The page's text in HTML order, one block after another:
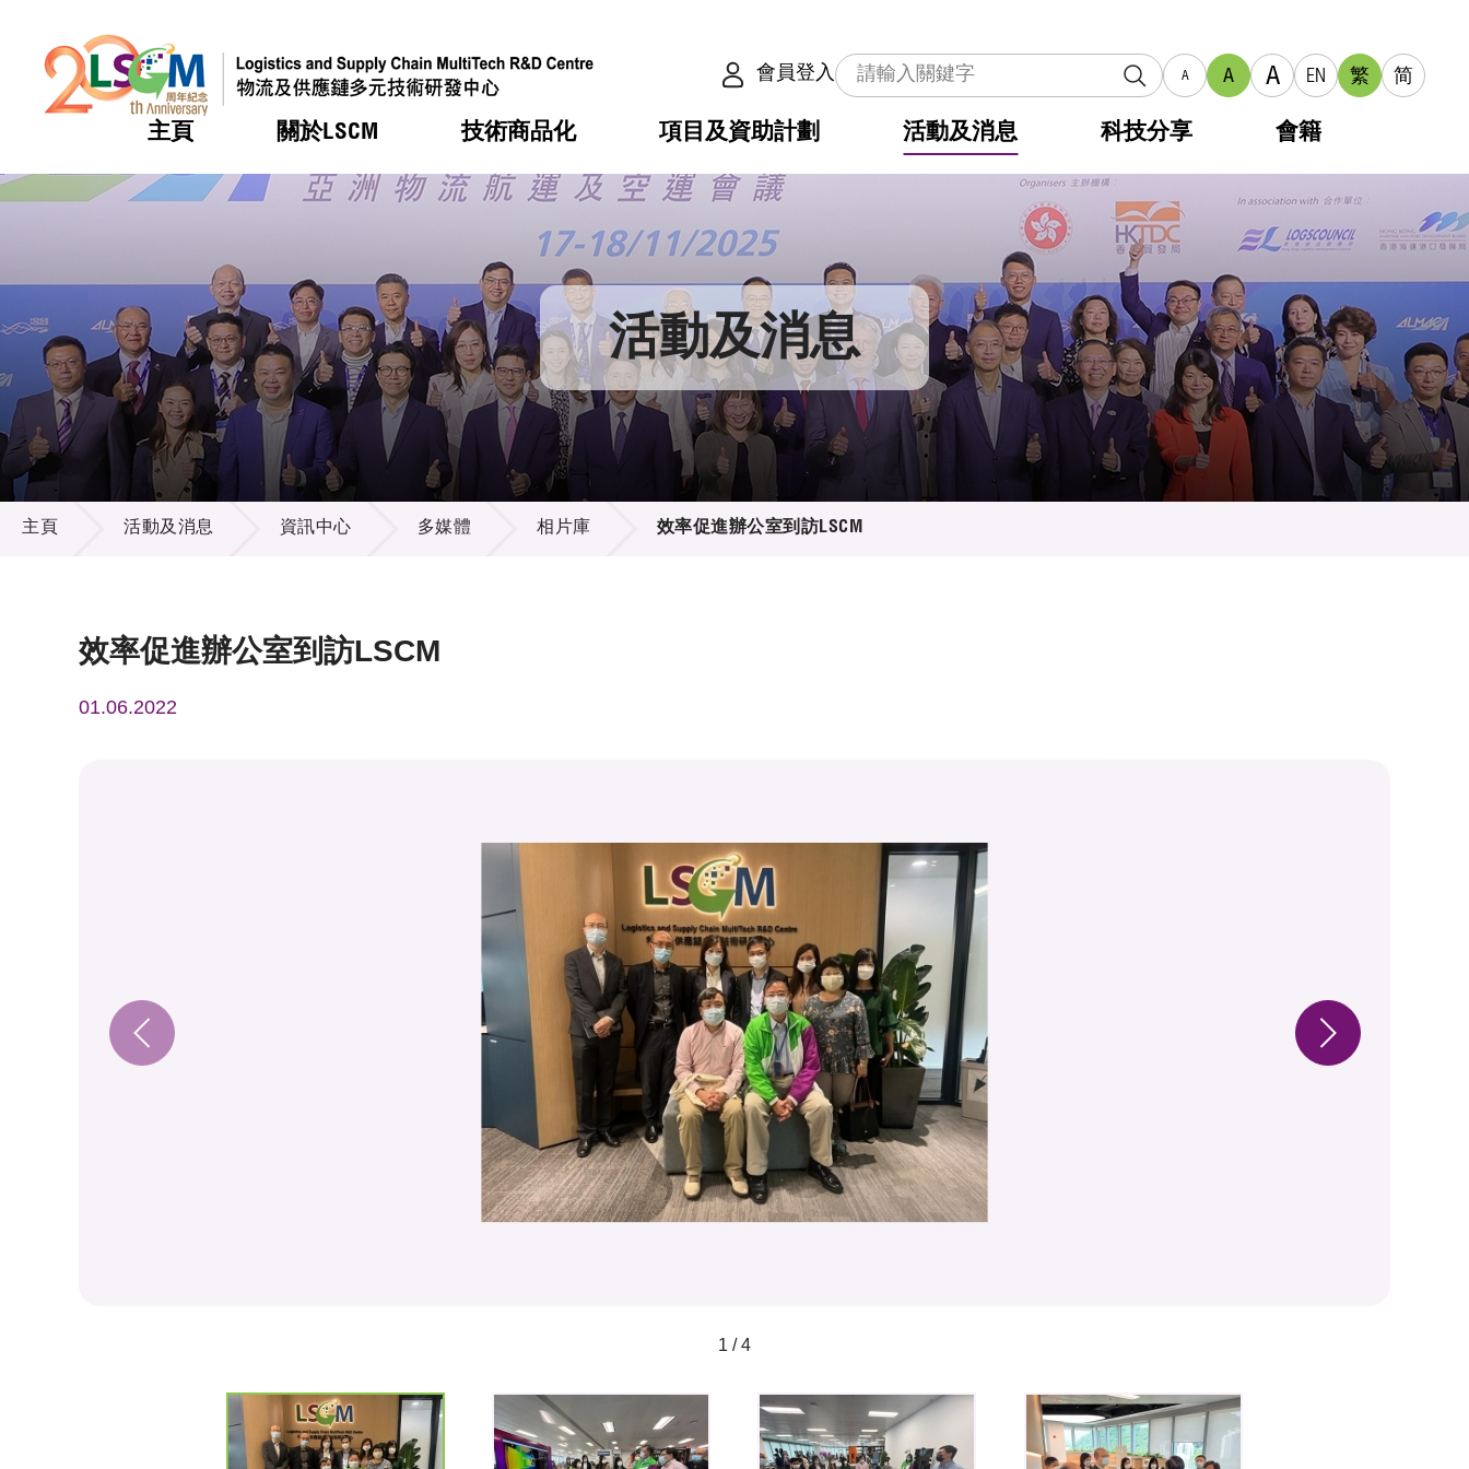
會員登入 A A A EN 繁 简
主頁 關於LSCM
熱門 機構簡介
組織架構
組織架構
董事局
研究顧問
招標通告
技術商品化
熱門 服務
可獲授權之技術
應用於公共服務之創新技術
重點項目
項目及資助計劃
熱門 合作計劃
資助計劃
資助計劃
稅務優惠
申請
評審
徵求研發項目計劃書
項目資料庫
活動及消息
熱門 活動
獎項
新聞中心
媒體報導
新聞稿
資訊中心
多媒體
出版刊物
科技分享 會籍
熱門 會籍及服務
會員列表
會員登入 活動及消息
活動及消息
主頁 活動及消息 資訊中心 多媒體 相片庫 效率促進辦公室到訪LSCM
效率促進辦公室到訪LSCM
01.06.2022
1 / 4